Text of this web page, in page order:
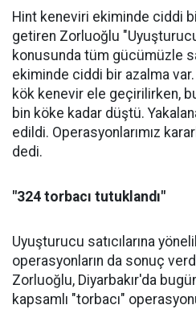
Hint keneviri ekiminde ciddi
getiren Zorluoğlu
konusunda tüm gücümüzle
ekiminde ciddi bir azalma
kök kenevir ele geçirilirken,
bin köke kadar düştü.
edildi. Operasyonlarımız
dedi.
"324 torbacı tutuklandı"
Uyuşturucu satıcılarına
operasyonların da sonuç
Zorluoğlu, Diyarbakır'da
kapsamlı "torbacı"